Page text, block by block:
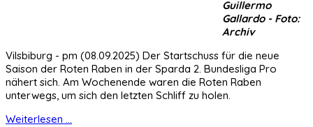
Guillermo
Gallardo - Foto:
Archiv
Vilsbiburg - pm (08.09.2025) Der Startschuss für die neue
Saison der Roten Raben in der Sparda 2. Bundesliga Pro
nähert sich. Am Wochenende waren die Roten Raben
unterwegs, um sich den letzten Schliff zu holen.
Weiterlesen ...